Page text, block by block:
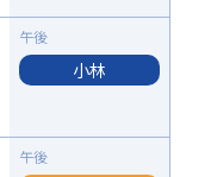
小林